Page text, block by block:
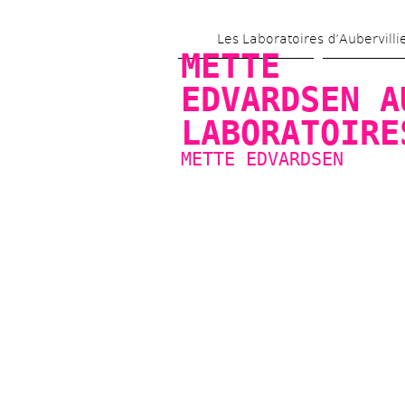
Les Laboratoires
METTE
EDVARDSEN
METTE EDVARDSEN